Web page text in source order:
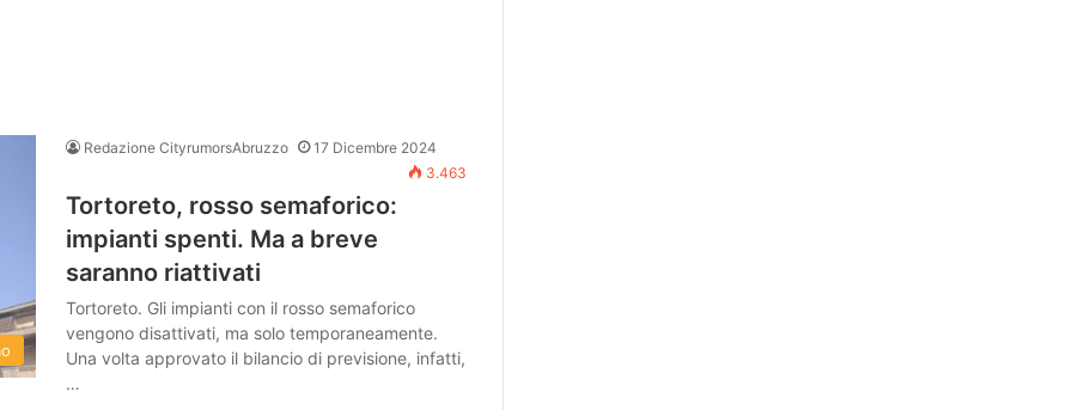
Redazione CityrumorsAbruzzo
17 Dicembre 2024
3.463
Tortoreto, rosso semaforico:
impianti spenti. Ma a breve
saranno riattivati
Tortoreto. Gli impianti con il rosso semaforico
vengono disattivati, ma solo temporaneamente.
Una volta approvato il bilancio di previsione, infatti,
…